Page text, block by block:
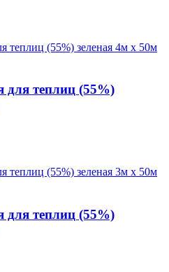
для теплиц (55%)
для теплиц (55%)